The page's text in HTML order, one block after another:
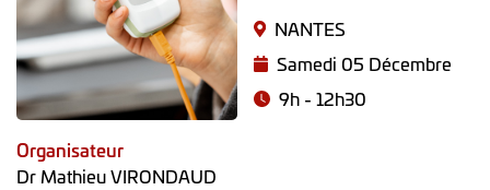
NANTES
Samedi 05 Décembre
9h - 12h30
Organisateur
Dr Mathieu VIRONDAUD